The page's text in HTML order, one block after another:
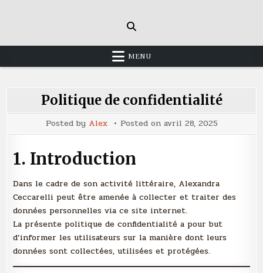
MENU
Politique de confidentialité
Posted by Alex Posted on avril 28, 2025
1. Introduction
Dans le cadre de son activité littéraire, Alexandra
Ceccarelli peut être amenée à collecter et traiter des
données personnelles via ce site internet.
La présente politique de confidentialité a pour but
d’informer les utilisateurs sur la manière dont leurs
données sont collectées, utilisées et protégées.